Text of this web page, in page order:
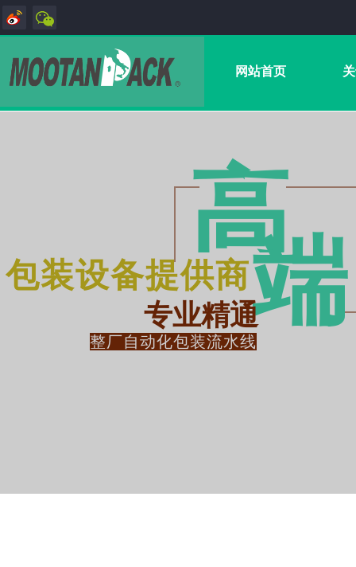
网站首页
专业精通
高
包装设备提供商端
整厂自动化包装流水线